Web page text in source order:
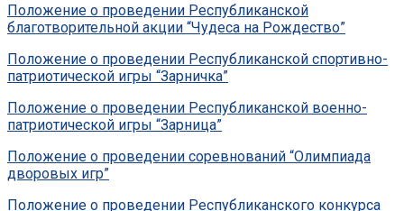
Положение о проведении Республиканской
благотворительной акции “Чудеса на Рождество”
Положение о проведении Республиканской спортивно-
патриотической игры “Зарничка”
Положение о проведении Республиканской военно-
патриотической игры “Зарница”
Положение о проведении соревнований “Олимпиада
дворовых игр”
Положение о проведении Республиканского конкурса